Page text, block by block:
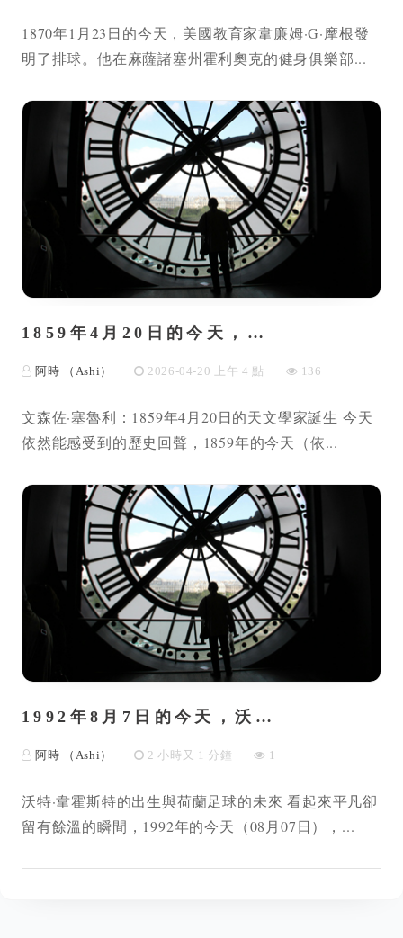
1870年1月23日的今天，美國教育家韋廉姆·G·摩根發
明了排球。他在麻薩諸塞州霍利奧克的健身俱樂部...
1859年4月20日的今天，…
阿時 （Ashi） 2026-04-20 上午 4 點 136
文森佐·塞魯利：1859年4月20日的天文學家誕生 今天
依然能感受到的歷史回聲，1859年的今天（依...
1992年8月7日的今天，沃…
阿時 （Ashi） 2 小時又 1 分鐘 1
沃特·韋霍斯特的出生與荷蘭足球的未來 看起來平凡卻
留有餘溫的瞬間，1992年的今天（08月07日），...